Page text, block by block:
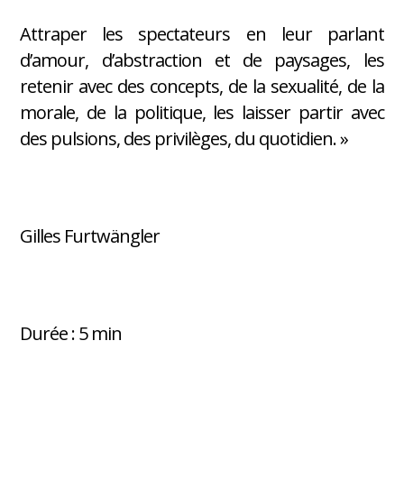
Attraper les spectateurs en leur parlant
d’amour, d’abstraction et de paysages, les
retenir avec des concepts, de la sexualité, de la
morale, de la politique, les laisser partir avec
des pulsions, des privilèges, du quotidien. »
Gilles Furtwängler
Durée : 5 min